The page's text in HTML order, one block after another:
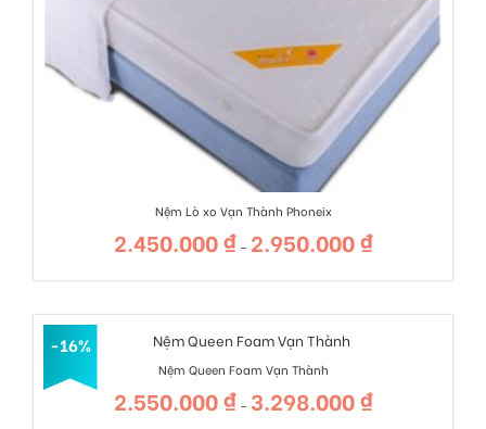
Nệm Lò xo Vạn Thành Phoneix
2.450.000₫ – 2.950.000₫Khoảng
giá:
đến
-16%
Nệm Queen Foam Vạn Thành
2.550.000₫ – 3.298.000₫Khoảng
giá: